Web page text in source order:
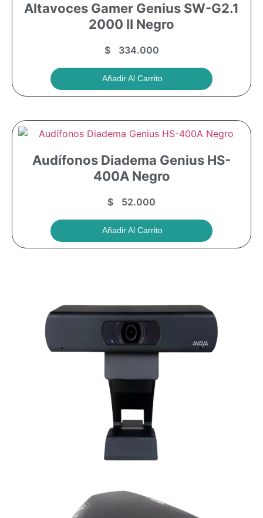
Altavoces Gamer Genius SW-G2.1
2000 II Negro
$334.000
Añadir Al Carrito
Audífonos Diadema Genius HS-
400A Negro
$ 52.000
Añadir Al Carrito